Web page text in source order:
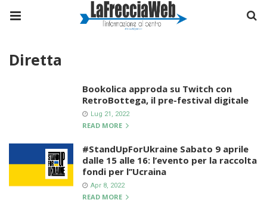
Diretta
Bookolica approda su Twitch con
RetroBottega, il pre-festival digitale
Lug 21, 2022
READ MORE
#StandUpForUkraine Sabato 9 aprile
dalle 15 alle 16: l’evento per la raccolta
fondi per l’’Ucraina
Apr 8, 2022
READ MORE